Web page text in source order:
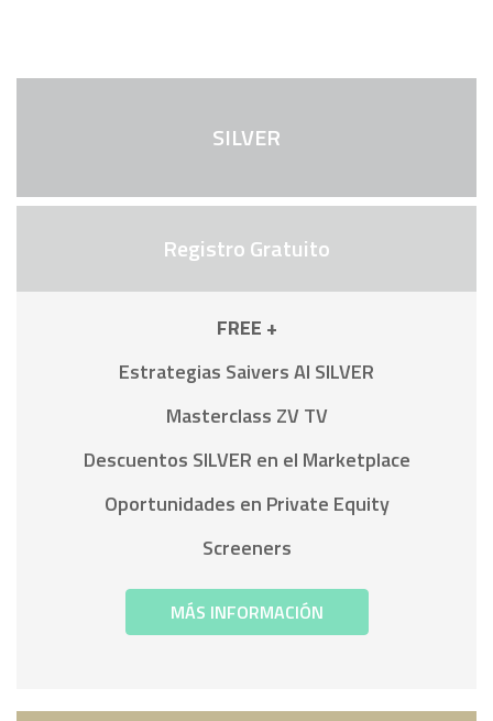
SILVER
Registro Gratuito
FREE +
Estrategias Saivers AI SILVER
Masterclass ZV TV
Descuentos SILVER en el Marketplace
Oportunidades en Private Equity
Screeners
MÁS INFORMACIÓN